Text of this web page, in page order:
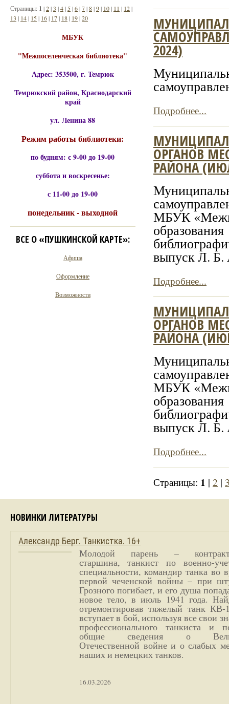
2024)
Подробнее...
ОРГАНОВ
РАЙОНА
МБУК
выпуск Л. Б.
Подробнее...
ОРГАНОВ
РАЙОНА
МБУК
выпуск Л. Б.
Подробнее...
Страницы: 1 | 2 |
Страницы: 1 |2|3 |4| 5|6|7|8|9| 10| 11 | 12|
13 | 14| 15| 16| 17| 18| 19|20
МБУК
"Межпоселенческая библиотека"
Адрес: 353500, г. Темрюк
Темрюкский район, Краснодарский
край
ул. Ленина 88
Режим работы библиотеки:
по будням: с 9-00 до 19-00
суббота и воскресенье:
с 11-00 до 19-00
понедельник - выходной
ВСЕ О «ПУШКИНСКОЙ КАРТЕ»:
Афиша
Оформление
Возможности
НОВИНКИ ЛИТЕРАТУРЫ
Александр Берг. Танкистка. 16+
Молодой парень –
старшина, танкист по военно-
специальности, командир танка во
первой чеченской войны – при
Грозного погибает, и его душа
новое тело, в июль 1941 года.
отремонтировав тяжелый танк
вступает в бой, используя все свои
профессионального танкиста и
общие сведения о
Отечественной войне и о слабых
наших и немецких танков.
16.03.2026